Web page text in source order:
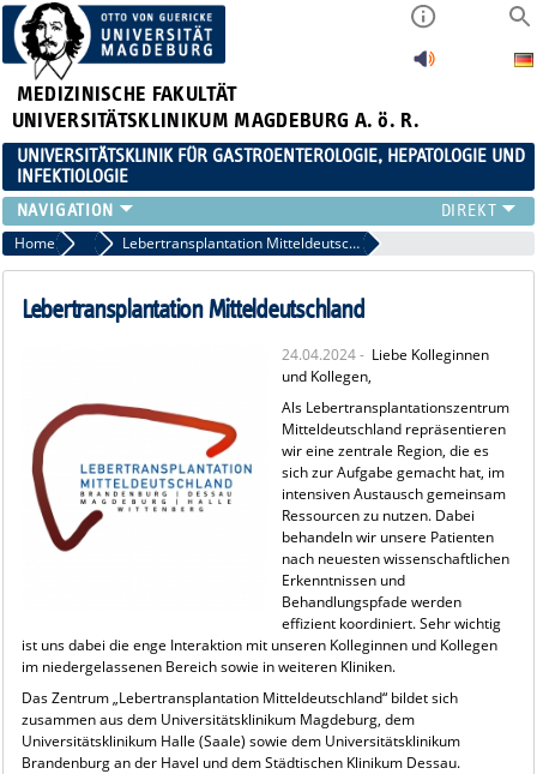
MEDIZINISCHE FAKULTÄT
UNIVERSITÄTSKLINIKUM MAGDEBURG A. ö. R.
UNIVERSITÄTSKLINIK FÜR GASTROENTEROLOGIE, HEPATOLOGIE UND
INFEKTIOLOGIE
TEAM
KLINIK
ZUWEISER
Home Veranstaltungen / News Lebertransplantation Mitteldeutschland
Lebertransplantation Mitteldeutschland
24.04.2024 - Liebe Kolleginnen
und Kollegen,
Als Lebertransplantationszentrum
Mitteldeutschland repräsentieren
wir eine zentrale Region, die es
sich zur Aufgabe gemacht hat, im
intensiven Austausch gemeinsam
Ressourcen zu nutzen. Dabei
behandeln wir unsere Patienten
nach neuesten wissenschaftlichen
Erkenntnissen und
Behandlungspfade werden
effizient koordiniert. Sehr wichtig
ist uns dabei die enge Interaktion mit unseren Kolleginnen und Kollegen
im niedergelassenen Bereich sowie in weiteren Kliniken.
Das Zentrum „Lebertransplantation Mitteldeutschland“ bildet sich
zusammen aus dem Universitätsklinikum Magdeburg, dem
Universitätsklinikum Halle (Saale) sowie dem Universitätsklinikum
Brandenburg an der Havel und dem Städtischen Klinikum Dessau.